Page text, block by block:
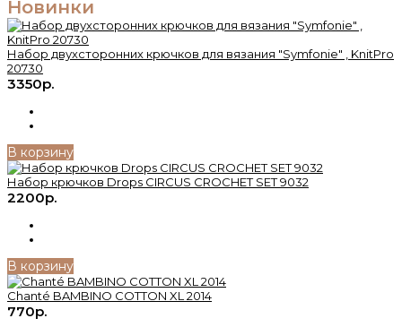
Новинки
Набор двухсторонних крючков для вязания "Symfonie" , KnitPro
20730
3350р.
В корзину
Набор крючков Drops CIRCUS CROСHET SET 9032
2200р.
В корзину
Chanté BAMBINO COTTON XL 2014
770р.